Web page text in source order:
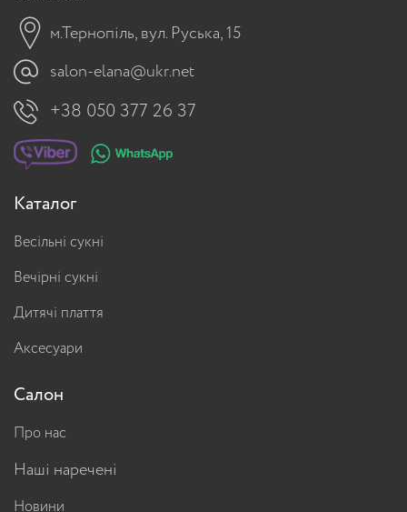
м.Тернопіль, вул. Руська, 15
salon-elana@ukr.net
+38 050 377 26 37
Каталог
Весільні сукні
Вечірні сукні
Дитячі плаття
Аксесуари
Салон
Про нас
Наші наречені
Новини